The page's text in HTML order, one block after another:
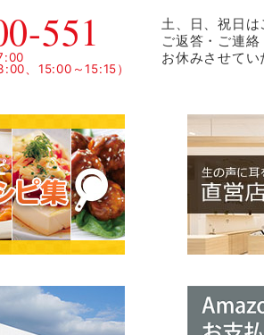
551
、15:00～15:15）
土、日、祝日は
ご返答・ご連
お休みさせて